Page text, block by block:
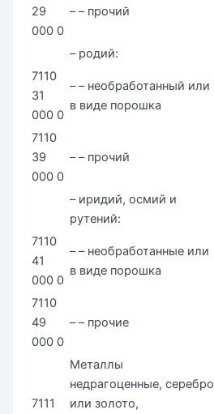
29
000 0
– – прочий
– родий:
7110
31
000 0
– – необработанный или
в виде порошка
7110
39
000 0
– – прочий
– иридий, осмий и
рутений:
7110
41
000 0
– – необработанные или
в виде порошка
7110
49
000 0
– – прочие
7111
Металлы
недрагоценные, серебро
или золото,